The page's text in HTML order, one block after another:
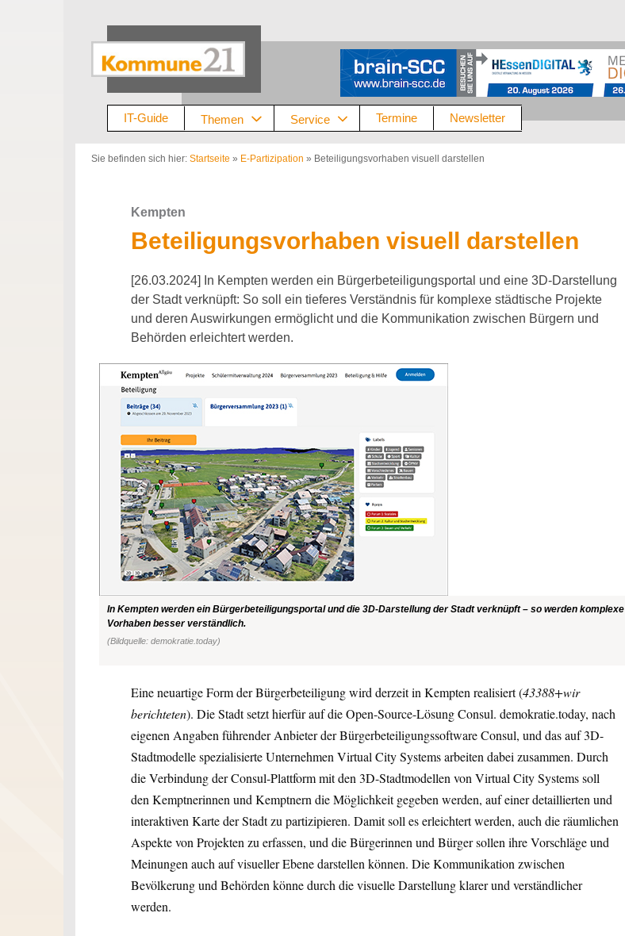
IT-Guide Themen Service Termine Newsletter
Sie befinden sich hier: Startseite » E-Partizipation » Beteiligungsvorhaben visuell darstellen
Kempten
Beteiligungsvorhaben visuell darstellen
[26.03.2024] In Kempten werden ein Bürgerbeteiligungsportal und eine 3D-Darstellung
der Stadt verknüpft: So soll ein tieferes Verständnis für komplexe städtische Projekte
und deren Auswirkungen ermöglicht und die Kommunikation zwischen Bürgern und
Behörden erleichtert werden.
In Kempten werden ein Bürgerbeteiligungsportal und die 3D-Darstellung der Stadt verknüpft – so werden komplexe
Vorhaben besser verständlich.
(Bildquelle: demokratie.today)
Eine neuartige Form der Bürgerbeteiligung wird derzeit in Kempten realisiert (43388+wir
berichteten). Die Stadt setzt hierfür auf die Open-Source-Lösung Consul. demokratie.today, nach
eigenen Angaben führender Anbieter der Bürgerbeteiligungssoftware Consul, und das auf 3D-
Stadtmodelle spezialisierte Unternehmen Virtual City Systems arbeiten dabei zusammen. Durch
die Verbindung der Consul-Plattform mit den 3D-Stadtmodellen von Virtual City Systems soll
den Kemptnerinnen und Kemptnern die Möglichkeit gegeben werden, auf einer detaillierten und
interaktiven Karte der Stadt zu partizipieren. Damit soll es erleichtert werden, auch die räumlichen
Aspekte von Projekten zu erfassen, und die Bürgerinnen und Bürger sollen ihre Vorschläge und
Meinungen auch auf visueller Ebene darstellen können. Die Kommunikation zwischen
Bevölkerung und Behörden könne durch die visuelle Darstellung klarer und verständlicher
werden.